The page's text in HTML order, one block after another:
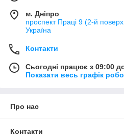
м. Дніпро
проспект Праці 9 (2-й
Україна
Контакти
Сьогодні працює з 09:00
Показати весь графік
Про нас
Контакти